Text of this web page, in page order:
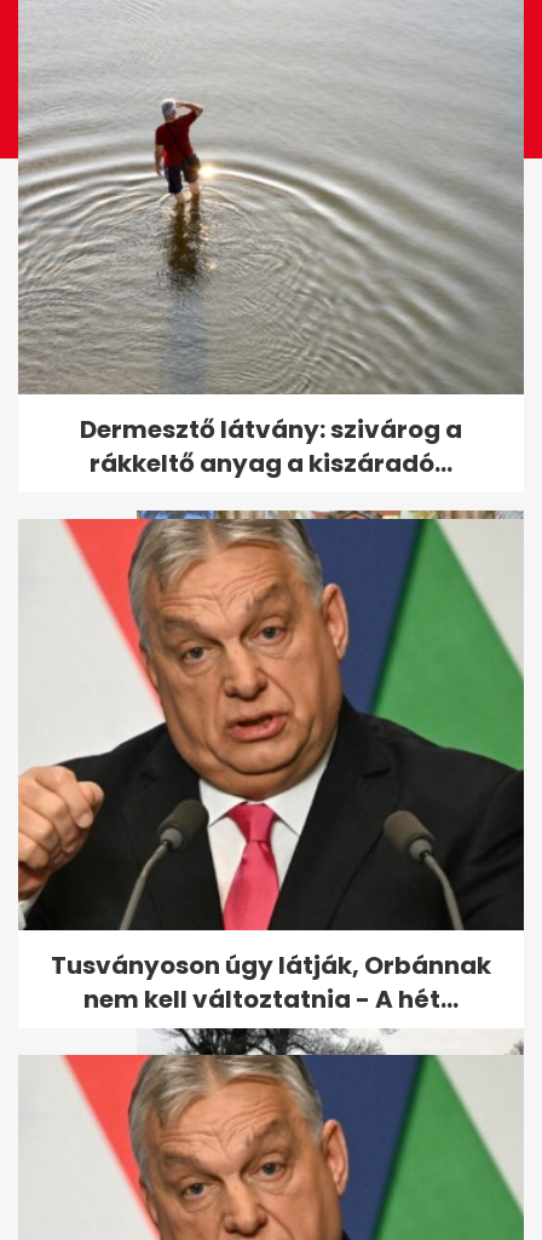
Azonnal cseréld le a jelszavad,
ha rajta van ezen a listán
Százezrekre büntethetik
Orbán Viktort és Kövér
Lászlót...
Dermesztő látvány: szivárog a
rákkeltő anyag a kiszáradó...
Tusványoson úgy látják, Orbánnak
nem kell változtatnia - A hét...